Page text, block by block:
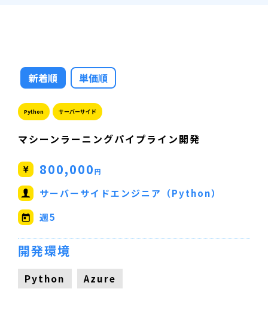
新着順 単価順
Python サーバーサイド
マシーンラーニングパイプライン開発
800,000円
サーバーサイドエンジニア（Python）
週5
開発環境
Python Azure